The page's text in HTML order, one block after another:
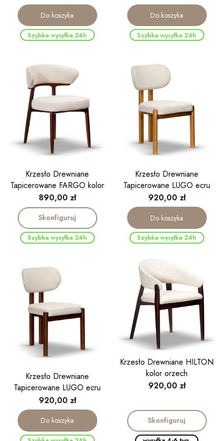
Do koszyka
Szybka wysyłka 24h
Do koszyka
Szybka wysyłka 24h
Krzesło Drewniane
Tapicerowane FARGO kolor
orzech
Cena
890,00 zł
Skonfiguruj
Szybka wysyłka 24h
Krzesło Drewniane
Tapicerowane LUGO ecru
noga kolor dąb
Cena
920,00 zł
Do koszyka
Szybka wysyłka 24h
Krzesło Drewniane
Tapicerowane LUGO ecru
noga kolor orzech
Cena
920,00 zł
Do koszyka
Krzesło Drewniane HILTON
kolor orzech
Cena
920,00 zł
Skonfiguruj